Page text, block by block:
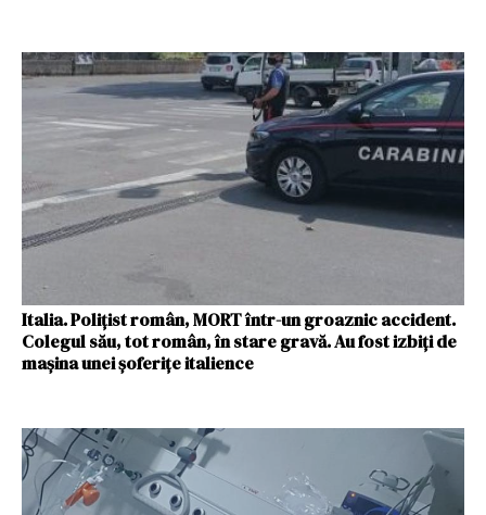
Italia. Polițist român, MORT într-un groaznic accident.
Colegul său, tot român, în stare gravă. Au fost izbiți de
mașina unei șoferițe italience